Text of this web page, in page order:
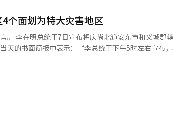
会延续到5月，但现在又说延续两年，难道人们还会
重大变化，因此
在谈论税制正常化和公平税收，像是‘孔子所说，
无房者和年轻人”。 同时，他指出“居住者综合房
个面划为特大灾害地区
。 李在明总统于7日宣布将庆尚北道安东市和义城郡
天的书面简报中表示：“李总统于下午5时左右宣布
和义城郡辖区的4个面划为特大灾害地区。”被划为特